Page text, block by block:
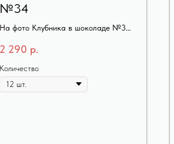
№34
На фото Клубника в шоколаде №34
2 290 р.
Количество